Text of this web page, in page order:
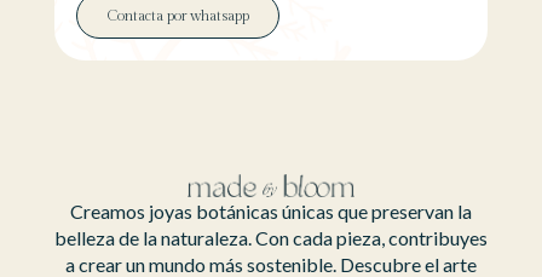
Contacta por whatsapp
Creamos joyas botánicas únicas que preservan la
belleza de la naturaleza. Con cada pieza, contribuyes
a crear un mundo más sostenible. Descubre el arte